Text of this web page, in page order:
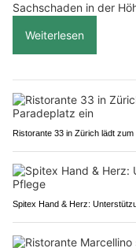
Sachschaden in der
Weiterlesen
Ristorante 33 in Zürich lädt
Spitex Hand & Herz: